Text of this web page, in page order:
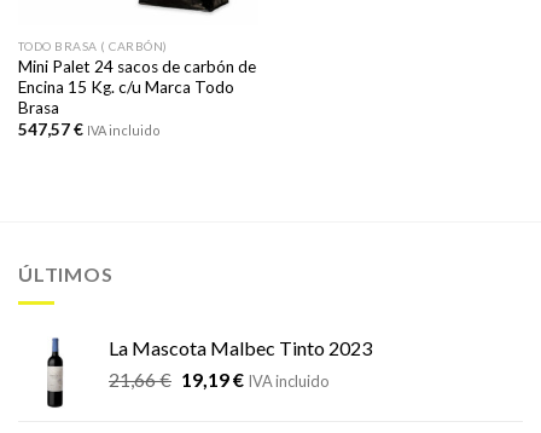
TODO BRASA ( CARBÓN)
Mini Palet 24 sacos de carbón de
Encina 15 Kg. c/u Marca Todo
Brasa
547,57€ IVA incluido
ÚLTIMOS
La Mascota Malbec Tinto 2023
21,66€ El
19,19€ElIVA incluido